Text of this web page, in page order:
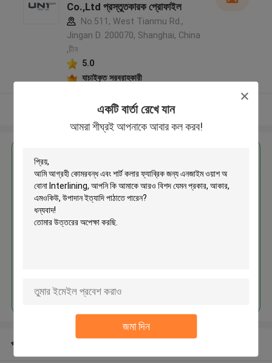
একটি বার্তা রেখে যান
আমরা শীঘ্রই আপনাকে আবার কল করব!
জমা দিন
Co.,Ltd প্রস্তুতকারক প্রোফাইল
No.511, West Tianmu Rd.,
Jingan D. 200070, Shanghai, China
,চীন
5.0
যাচাইকৃত সরবরাহকারী
আরো দেখুন
কোমরবন্ধ এবং শার্ট কলার ফ্যাব্রিক জন্য
প্রস্তাবিত পণ্য